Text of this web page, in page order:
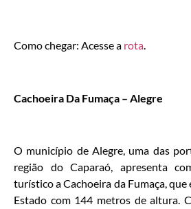
Como chegar: Acesse a rota.
Cachoeira Da Fumaça – Alegre
O município de Alegre, uma das
região do Caparaó, apresenta
turístico a Cachoeira da Fumaça, que
Estado com 144 metros de altura.